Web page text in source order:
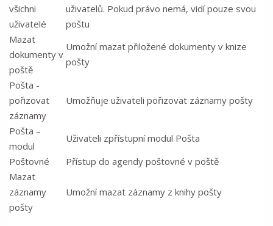
všichni
uživatelé
uživatelů. Pokud právo nemá, vidí pouze svou
poštu
Mazat
dokumenty v
poště
Umožní mazat přiložené dokumenty v knize
pošty
Pošta -
pořizovat
záznamy
Umožňuje uživateli pořizovat záznamy pošty
Pošta –
modul
Uživateli zpřístupní modul Pošta
Poštovné
Přístup do agendy poštovné v poště
Mazat
záznamy
pošty
Umožní mazat záznamy z knihy pošty